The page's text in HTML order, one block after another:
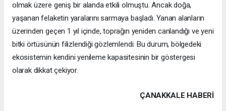
olmak üzere geniş bir alanda etkili olmuştu. Ancak doğa,
yaşanan felaketin yaralarını sarmaya başladı. Yanan alanların
üzerinden geçen 1 yıl içinde, toprağın yeniden canlandığı ve yeni
bitki örtüsünün filizlendiği gözlemlendi. Bu durum, bölgedeki
ekosistemin kendini yenileme kapasitesinin bir göstergesi
olarak dikkat çekiyor.
ÇANAKKALE HABERİ